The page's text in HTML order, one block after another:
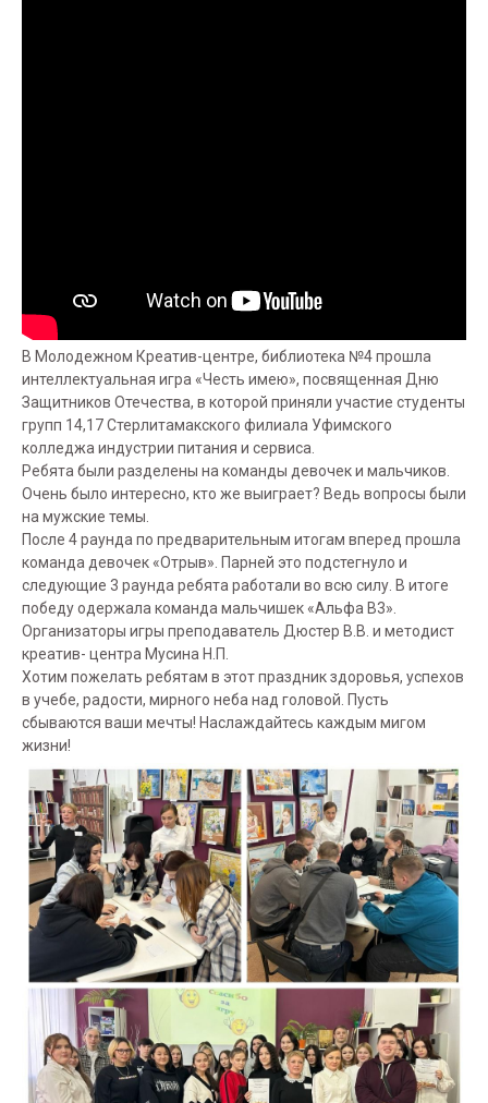
В Молодежном Креатив-центре, библиотека №4 прошла
интеллектуальная игра «Честь имею», посвященная Дню
Защитников Отечества, в которой приняли участие студенты
групп 14,17 Стерлитамакского филиала Уфимского
колледжа индустрии питания и сервиса.
Ребята были разделены на команды девочек и мальчиков.
Очень было интересно, кто же выиграет? Ведь вопросы были
на мужские темы.
После 4 раунда по предварительным итогам вперед прошла
команда девочек «Отрыв». Парней это подстегнуло и
следующие 3 раунда ребята работали во всю силу. В итоге
победу одержала команда мальчишек «Альфа В3».
Организаторы игры преподаватель Дюстер В.В. и методист
креатив- центра Мусина Н.П.
Хотим пожелать ребятам в этот праздник здоровья, успехов
в учебе, радости, мирного неба над головой. Пусть
сбываются ваши мечты! Наслаждайтесь каждым мигом
жизни!